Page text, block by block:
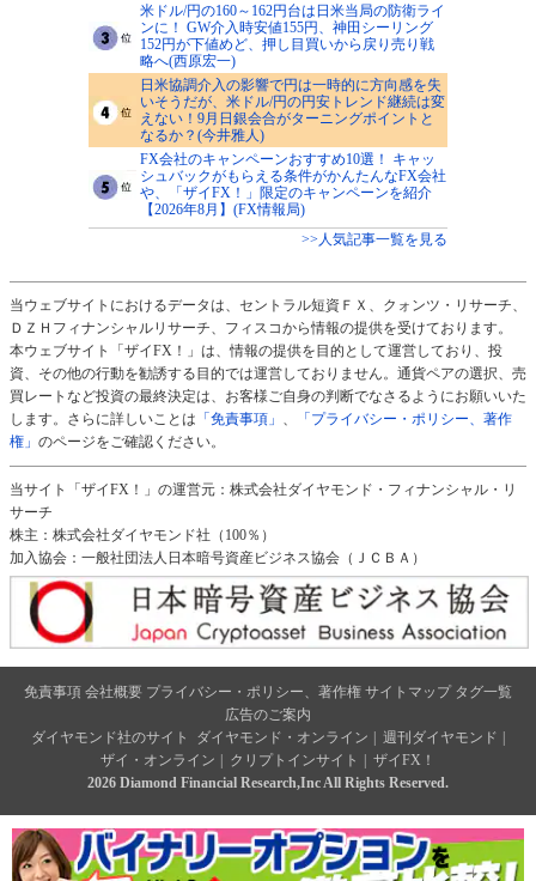
米ドル/円の160～162円台は日米当局の防衛ライ
ンに！ GW介入時安値155円、神田シーリング
152円が下値めど、押し目買いから戻り売り戦
略へ(西原宏一)
日米協調介入の影響で円は一時的に方向感を失
いそうだが、米ドル/円の円安トレンド継続は変
えない！9月日銀会合がターニングポイントと
なるか？(今井雅人)
FX会社のキャンペーンおすすめ10選！ キャッ
シュバックがもらえる条件がかんたんなFX会社
や、「ザイFX！」限定のキャンペーンを紹介
【2026年8月】(FX情報局)
>>人気記事一覧を見る
当ウェブサイトにおけるデータは、セントラル短資ＦＸ、クォンツ・リサーチ、
ＤＺＨフィナンシャルリサーチ、フィスコから情報の提供を受けております。
本ウェブサイト「ザイFX！」は、情報の提供を目的として運営しており、投
資、その他の行動を勧誘する目的では運営しておりません。通貨ペアの選択、売
買レートなど投資の最終決定は、お客様ご自身の判断でなさるようにお願いいた
します。さらに詳しいことは 「免責事項」 、
「プライバシー・ポリシー、著作
権」 のページをご確認ください。
当サイト「ザイFX！」の運営元：株式会社ダイヤモンド・フィナンシャル・リ
サーチ
株主：株式会社ダイヤモンド社（100％）
加入協会：一般社団法人日本暗号資産ビジネス協会（ＪＣＢＡ）
免責事項 会社概要 プライバシー・ポリシー、著作権 サイトマップ タグ一覧
広告のご案内
ダイヤモンド社のサイト
ダイヤモンド・オンライン 週刊ダイヤモンド
ザイ・オンライン
クリプトインサイト
ザイFX！
2026 Diamond Financial Research,Inc All Rights Reserved.